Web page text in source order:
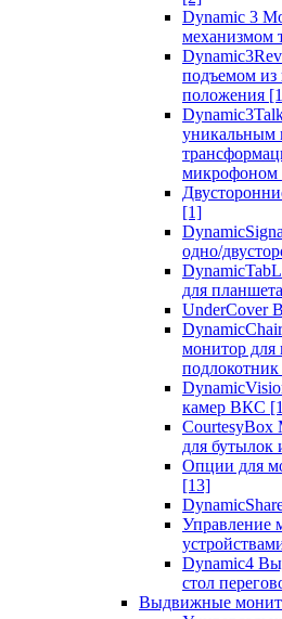
Dynamic 3
механизмом
подъемом из
положения
уникальным
микрофоном
[1]
одно/
для планшета
UnderCover
монитор для
подлокотник
камер ВКС
CourtesyBox
для бутылок
Опции для
[13]
Управление
Dynamic4
стол
Выдвижные